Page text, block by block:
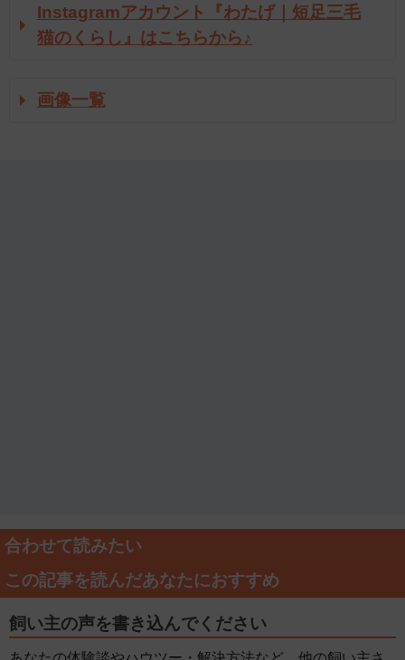
Instagramアカウント『わたげ｜短足三毛
猫のくらし』はこちらから♪
画像一覧
合わせて読みたい
この記事を読んだあなたにおすすめ
飼い主の声を書き込んでください